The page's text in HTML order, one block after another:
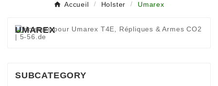
Accueil Holster Umarex
SUBCATEGORY
UMAREX